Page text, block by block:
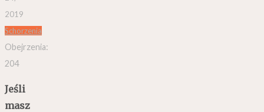
2019
Schorzenia
Obejrzenia:
204
Jeśli
masz